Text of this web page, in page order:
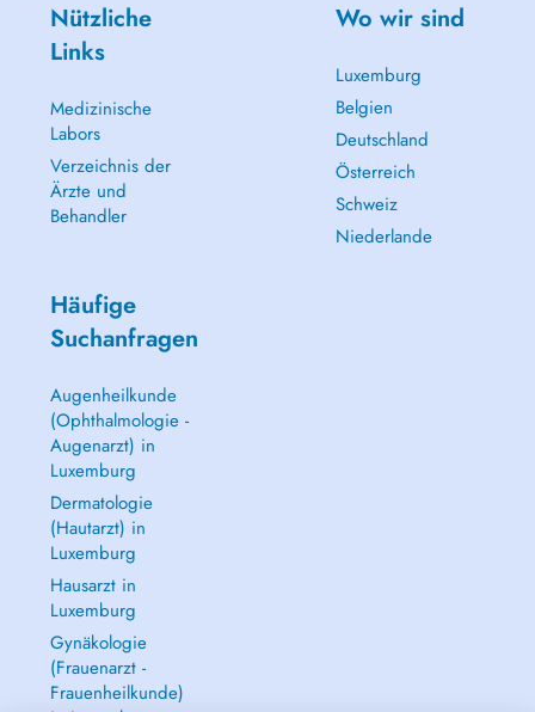
Nützliche
Links
Medizinische
Labors
Verzeichnis der
Ärzte und
Behandler
Wo wir sind
Luxemburg
Belgien
Deutschland
Österreich
Schweiz
Niederlande
Häufige
Suchanfragen
Augenheilkunde
(Ophthalmologie -
Augenarzt) in
Luxemburg
Dermatologie
(Hautarzt) in
Luxemburg
Hausarzt in
Luxemburg
Gynäkologie
(Frauenarzt -
Frauenheilkunde)